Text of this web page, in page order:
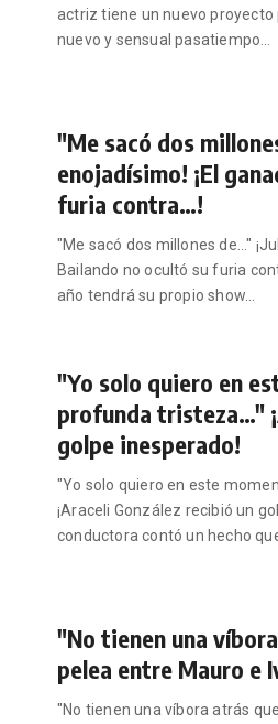
actriz tiene un nuevo proyecto
nuevo y sensual pasatiempo…
"Me sacó dos
enojadísimo! ¡El
furia contra…!
"Me sacó dos millones de..."
Bailando no ocultó su furia
año tendrá su propio show…
"Yo solo quiero en
profunda tristeza…"
golpe inesperado!
"Yo solo quiero en este
¡Araceli González recibió un
conductora contó un hecho
"No tienen una
pelea entre Mauro e
"No tienen una víbora atrás